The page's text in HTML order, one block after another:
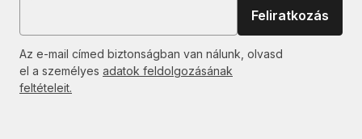
Feliratkozás
Az e-mail címed biztonságban van nálunk, olvasd
el a személyes adatok feldolgozásának
feltételeit.